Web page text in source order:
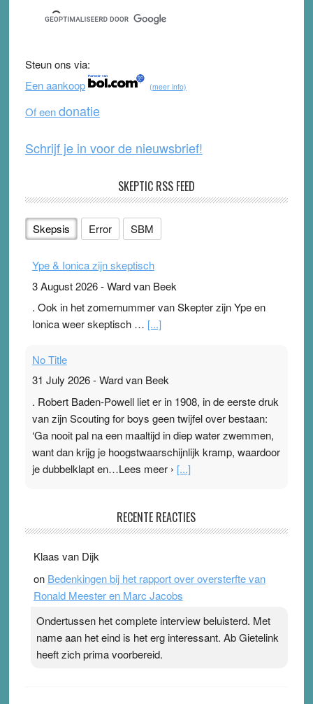
c
e
b
o
o
k
tt
er
u
T
b
e
d
Steun ons via:
Een aankoop
(meer info)
Of eendonatie
Schrijf je in voor de nieuwsbrief!
SKEPTIC RSS FEED
Skepsis Error SBM
Ype & Ionica zijn skeptisch
3 August 2026-Ward van Beek
. Ook in het zomernummer van Skepter zijn Ype en
Ionica weer skeptisch … [...]
No Title
31 July 2026-Ward van Beek
. Robert Baden-Powell liet er in 1908, in de eerste druk
van zijn Scouting for boys geen twijfel over bestaan:
‘Ga nooit pal na een maaltijd in diep water zwemmen,
want dan krijg je hoogstwaarschijnlijk kramp, waardoor
je dubbelklapt en…Lees meer › [...]
Ward van Beek
topsporters. Ze hopen ermee hun hartslag te verlagen
terwijl ze meer zuurstof opnemen. Daarop heeft zo’n
pleister geen effect. Maar het gevoel ‘makkelijker te
Pleisterplakkers in de topspsort ›[...]
RECENTE REACTIES
Klaas van Dijk
on Bedenkingen bij het rapport over oversterfte van
Ronald Meester en Marc Jacobs
Ondertussen het complete interview beluisterd. Met
name aan het eind is het erg interessant. Ab Gietelink
heeft zich prima voorbereid.